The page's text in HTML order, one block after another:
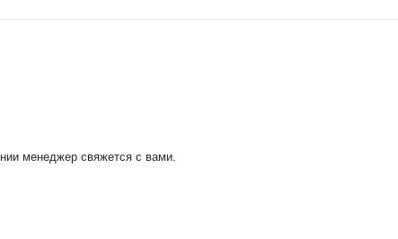
менеджер свяжется с вами.